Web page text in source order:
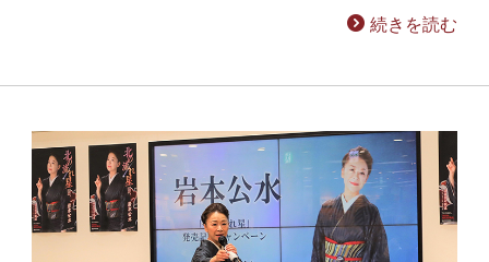
続きを読む